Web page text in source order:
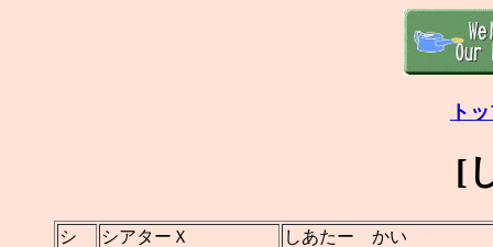
ト
[
シ シアターＸ
しあたー かい